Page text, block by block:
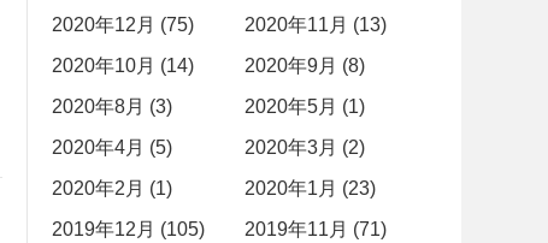
2020年12月 (75)
2020年11月 (13)
2020年10月 (14)
2020年9月 (8)
2020年8月 (3)
2020年5月 (1)
2020年4月 (5)
2020年3月 (2)
2020年2月 (1)
2020年1月 (23)
2019年12月 (105)
2019年11月 (71)